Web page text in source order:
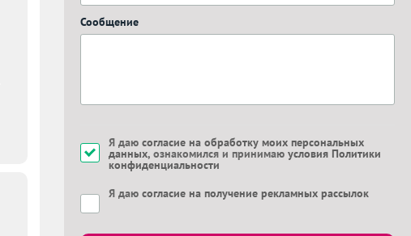
Сообщение
Я даю согласие на обработку моих персональных
данных, ознакомился и принимаю условия Политики
конфиденциальности
Я даю согласие на получение рекламных рассылок